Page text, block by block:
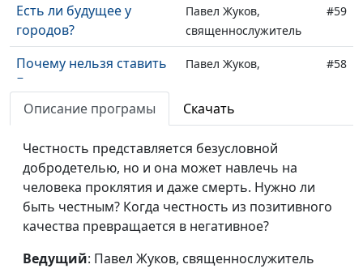
Есть ли будущее у
городов?
Павел Жуков,
священнослужитель
#59
Почему нельзя ставить
Богу оценку
Павел Жуков,
#58
Как утешает Слово
Павел Жуков,
Вера и ожидание
второго пришествия
Христа
Павел Жуков,
священнослужитель
Человек или функция:
библейские герои как
священнослужитель
Описание програмы Скачать
Честность представляется безусловной
добродетелью, но и она может навлечь на
человека проклятия и даже смерть. Нужно ли
быть честным? Когда честность из позитивного
качества превращается в негативное?
Ведущий: Павел Жуков, священнослужитель